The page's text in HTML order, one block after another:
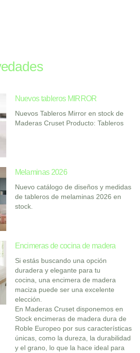
Nuevos tableros MIRROR
Nuevos Tableros Mirror en stock de
Maderas Cruset Producto: Tableros
Melaminas 2026
Nuevo catálogo de diseños y medidas
de tableros de melaminas 2026 en
stock.
Encimeras de cocina de madera
Si estás buscando una opción
duradera y elegante para tu
cocina, una encimera de madera
maciza puede ser una excelente
elección.
En Maderas Cruset disponemos en
Stock encimeras de madera dura de
Roble Europeo por sus características
únicas, como la dureza, la durabilidad
y el grano, lo que la hace ideal para